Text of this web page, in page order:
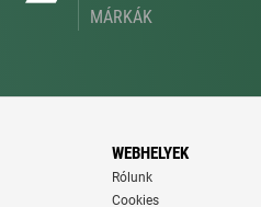
MÁRKÁK
WEBHELYEK
Rólunk
Cookies